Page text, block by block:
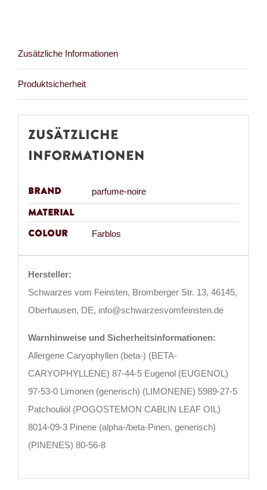
Zusätzliche Informationen
Produktsicherheit
Zusätzliche
Informationen
Brand parfume-noire
Material
Colour
Farblos
Hersteller:
Schwarzes vom Feinsten, Bromberger Str. 13, 46145,
Oberhausen, DE, info@schwarzesvomfeinsten.de
Warnhinweise und Sicherheitsinformationen:
Allergene Caryophyllen (beta-) (BETA-
CARYOPHYLLENE) 87-44-5 Eugenol (EUGENOL)
97-53-0 Limonen (generisch) (LIMONENE) 5989-27-5
Patchouliöl (POGOSTEMON CABLIN LEAF OIL)
8014-09-3 Pinene (alpha-/beta-Pinen, generisch)
(PINENES) 80-56-8